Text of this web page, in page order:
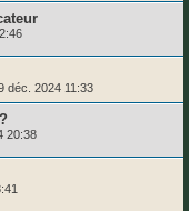
déc. 2024 11:33
20:38